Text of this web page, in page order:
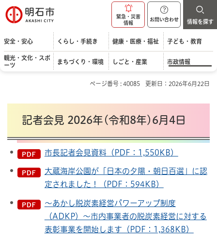
明石市
緊急・災害
情報
お問い合わせ 情報を探す
安全・安心 くらし・手続き 健康・医療・福祉 子ども・教育
観光・文化・スポ
ーツ
まちづくり・環境 しごと・産業 市政情報
ページ番号 : 40085 更新日：2026年6月22日
記者会見 2026年(令和8年)6月4日
市長記者会見資料（PDF：1,550KB）
大蔵海岸公園が「日本の夕陽・朝日百選」に認
定されました！（PDF：594KB）
～あかし脱炭素経営パワーアップ制度
（ADKP）～市内事業者の脱炭素経営に対する
表彰事業を開始します（PDF：1,368KB）